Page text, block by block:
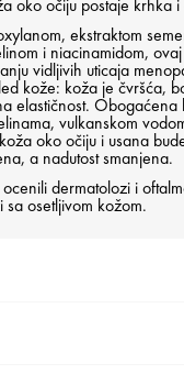
oko očiju postaje krhka i
ekstraktom
i niacinamidom,
vidljivih uticaja
kože: koža je čvršća,
elastičnost. Obogaćena
vulkanskom
oko očiju i usana
a nadutost smanjena.
ocenili dermatolozi i
osetljivom kožom.